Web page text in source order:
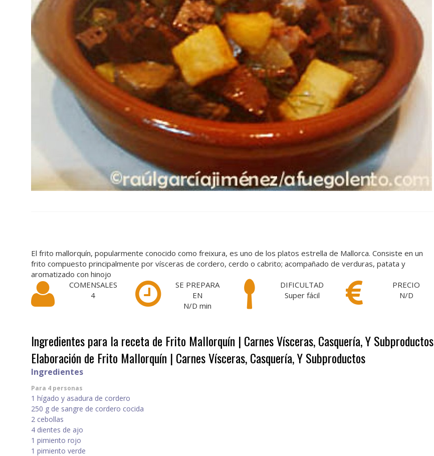
El frito mallorquín, popularmente conocido como freixura, es uno de los platos estrella de Mallorca. Consiste en un
frito compuesto principalmente por vísceras de cordero, cerdo o cabrito; acompañado de verduras, patata y
aromatizado con hinojo
COMENSALES
4
SE PREPARA
EN
N/D min
DIFICULTAD
Super fácil
PRECIO
N/D
Ingredientes para la receta de Frito Mallorquín | Carnes Vísceras, Casquería, Y Subproductos
Elaboración de Frito Mallorquín | Carnes Vísceras, Casquería, Y Subproductos
Ingredientes
Para 4 personas
1 hígado y asadura de cordero
250 g de sangre de cordero cocida
2 cebollas
4 dientes de ajo
1 pimiento rojo
1 pimiento verde